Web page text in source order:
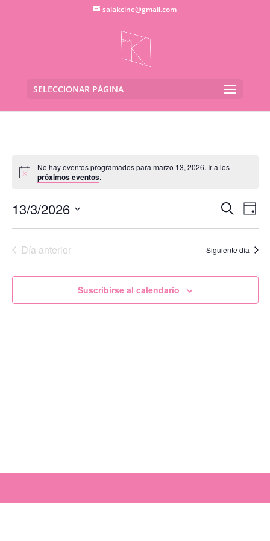
salakcine@gmail.com
SELECCIONAR PÁGINA
No hay eventos programados para marzo 13, 2026. Ir a los
próximos eventos.
de
y
Buscar
de
de
Día
13/3/2026
Día anterior Siguiente día
Suscribirse al calendario